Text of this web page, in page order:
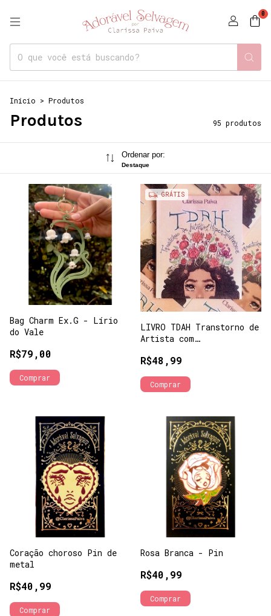
0
Início > Produtos
Produtos 95 produtos
Ordenar por:
Destaque
Bag Charm Ex.G - Lírio
do Vale
R$79,00
Comprar
GRÁTIS
LIVRO TDAH Transtorno de
Artista com
R$48,99
Coração choroso Pin de
metal
R$40,99
Comprar
Rosa Branca - Pin
R$40,99